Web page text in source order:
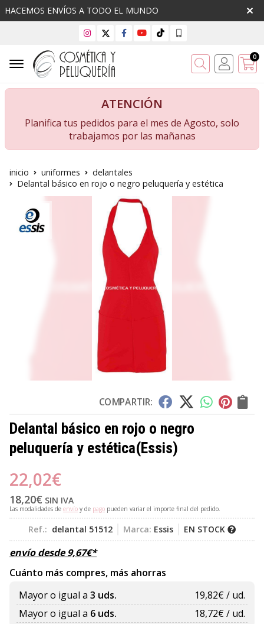
HACEMOS ENVÍOS A TODO EL MUNDO
Buscar 0
ATENCIÓN
Planifica tus pedidos para el mes de Agosto, solo
trabajamos por las mañanas
inicio uniformes
delantales
Delantal básico en rojo o negro peluquería y estética
COMPARTIR:
Delantal básico en rojo o negro
peluquería y estética(Essis)
22,02€
18,20€ SIN IVA
Las modalidades de envío y de pago pueden variar el importe final del pedido.
Ref.: delantal 51512 Marca: Essis EN STOCK
envío desde9,67€*
Cuánto más compres, más ahorras
Mayor o igual a 3 uds. 19,82€ / ud.
Mayor o igual a 6 uds. 18,72€ / ud.